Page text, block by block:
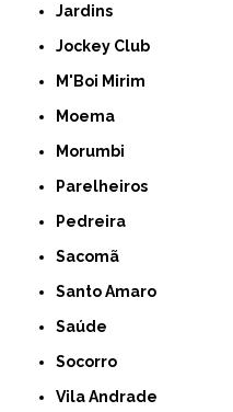
Jardins
Jockey Club
M'Boi Mirim
Moema
Morumbi
Parelheiros
Pedreira
Sacomã
Santo Amaro
Saúde
Socorro
Vila Andrade